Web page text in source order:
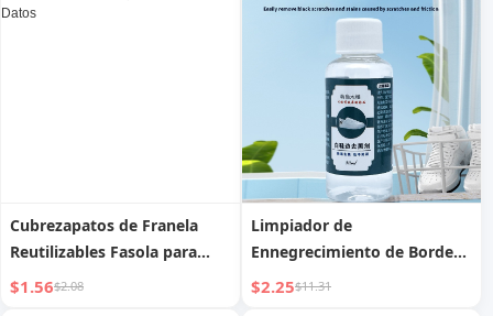
Multifuncional para Ropa
Abrasión, para Mudanzas a
una Casa Nueva, Botines de
Año Nuevo
Cubrezapatos de Franela
Reutilizables Fasola para
Centros de Datos
$1.56$2.08
Limpiador de
Ennegrecimiento de Bordes
para Zapatos Blancos
$2.25$11.31